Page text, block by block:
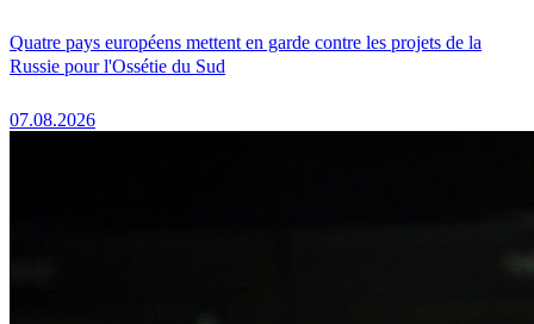
Quatre pays européens mettent en garde contre les projets de la
Russie pour l'Ossétie du Sud
07.08.2026